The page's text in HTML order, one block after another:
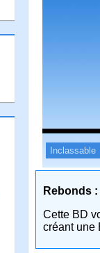
Inclassable
Rebonds :
Cette BD
créant une